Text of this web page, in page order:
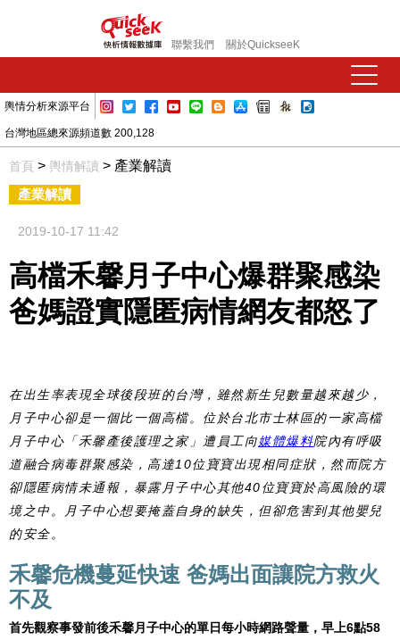
聯繫我們 關於QuickseeK
輿情分析來源平台
台灣地區總來源頻道數 200,128
首頁 > 輿情解讀 > 產業解讀
產業解讀
2019-10-17 11:42
高檔禾馨月子中心爆群聚感染
爸媽證實隱匿病情網友都怒了
在出生率表現全球後段班的台灣，雖然新生兒數量越來越少，
月子中心卻是一個比一個高檔。位於台北市士林區的一家高檔
月子中心「禾馨產後護理之家」遭員工向媒體爆料院內有呼吸
道融合病毒群聚感染，高達10位寶寶出現相同症狀，然而院方
卻隱匿病情未通報，暴露月子中心其他40位寶寶於高風險的環
境之中。月子中心想要掩蓋自身的缺失，但卻危害到其他嬰兒
的安全。
禾馨危機蔓延快速 爸媽出面讓院方救火
不及
首先觀察事發前後禾馨月子中心的單日每小時網路聲量，早上6點58